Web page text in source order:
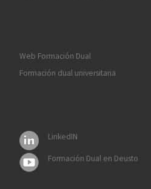
Web Formación Dual
Formación dual universitaria
LinkedIN
Formación Dual en Deusto